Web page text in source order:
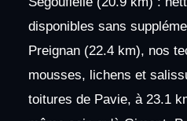
disponibles sans
Preignan (22.4 km), nos
mousses, lichens et
toitures de Pavie, à 23.1